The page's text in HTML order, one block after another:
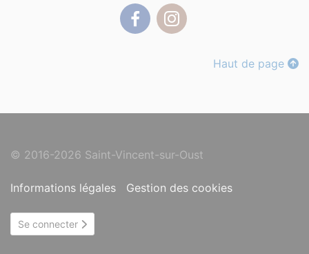
Haut de page
© 2016-2026 Saint-Vincent-sur-Oust
Informations légales Gestion des cookies
Se connecter